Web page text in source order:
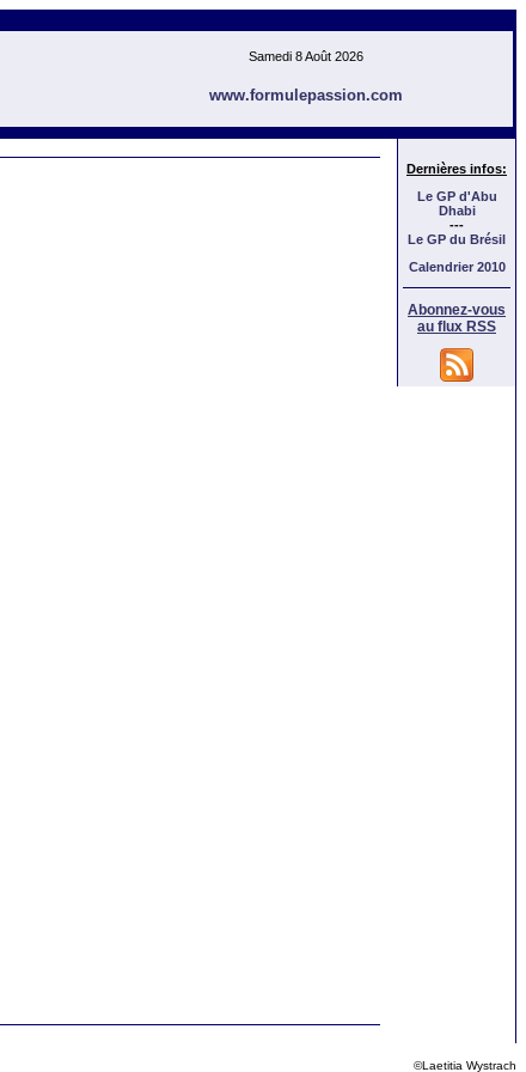
Samedi 8 Août 2026
www.formulepassion.com
Dernières infos:
Le GP d'Abu
Dhabi
---
Le GP du Brésil
Calendrier 2010
Abonnez-vous
au flux RSS
©Laetitia Wystrach